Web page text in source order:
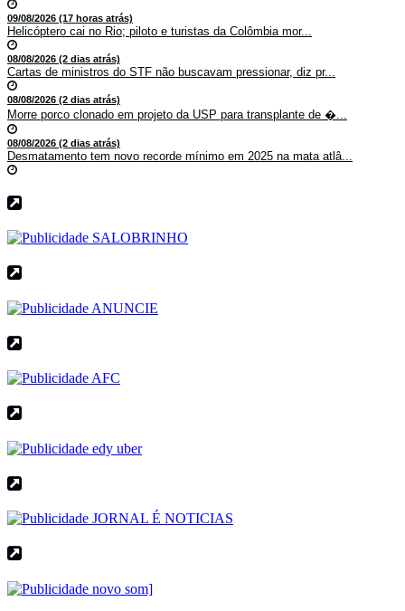
09/08/2026 (17 horas atrás)
Helicóptero cai no Rio; piloto e turistas da Colômbia mor...
08/08/2026 (2 dias atrás)
Cartas de ministros do STF não buscavam pressionar, diz pr...
08/08/2026 (2 dias atrás)
Morre porco clonado em projeto da USP para transplante de �...
08/08/2026 (2 dias atrás)
Desmatamento tem novo recorde mínimo em 2025 na mata atlâ...